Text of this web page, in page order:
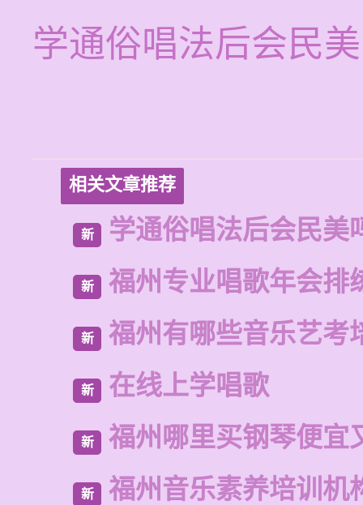
学通俗唱法后会民
相关文章推荐
新 学通俗唱法后会民美
新 福州专业唱歌年会排
新 福州有哪些音乐艺考
新 在线上学唱歌
新 福州哪里买钢琴便宜
新 福州音乐素养培训机